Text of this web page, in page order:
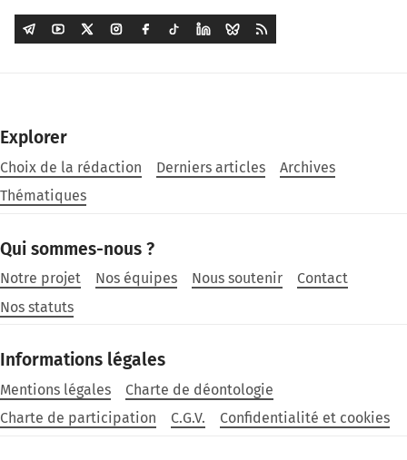
Explorer
Choix de la rédaction Derniers articles
Archives
Thématiques
Qui sommes-nous ?
Notre projet Nos équipes Nous soutenir
Contact
Nos statuts
Informations légales
Mentions légales
Charte de déontologie
Charte de participation
C.G.V. Confidentialité et cookies